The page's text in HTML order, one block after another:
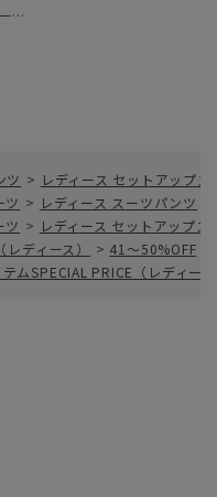
オーバーサイズクルーネックニット
ツ > レディース セットアップ
ツ > レディース スーツパンツ
ツ > レディース セットアップス
ディース） > 41～50%OFF
ムSPECIAL PRICE（レディー